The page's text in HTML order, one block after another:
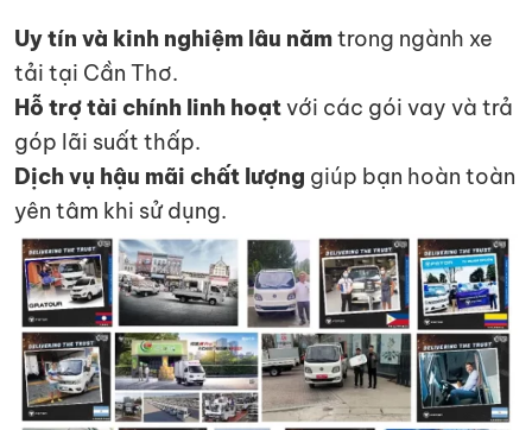
Uy tín và kinh nghiệm lâu nămtrong ngành xe
tải tại Cần Thơ.
Hỗ trợ tài chính linh hoạtvới các gói vay và trả
góp lãi suất thấp.
Dịch vụ hậu mãi chất lượng giúp bạn hoàn toàn
yên tâm khi sử dụng.